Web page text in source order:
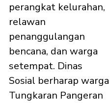
perangkat kelurahan,
relawan
penanggulangan
bencana, dan warga
setempat. Dinas
Sosial berharap warga
Tungkaran Pangeran